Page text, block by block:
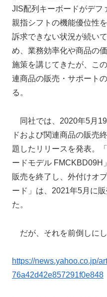
JIS配列キーボードがデフ
親指シフトの機能優位性
訴求できない状況が続い
め、業務効率化や商品の
施策を講じてきたが、こ
連商品の販売・サポート
る。
同社では、2020年5月
ドおよび関連商品の販売
題したリリースを発表。
ードモデル FMCKBD09H
販売を終了し、外付けオ
ード」は、2021年5月に
た。
だが、それを前倒しにし
https://news.yahoo.co.jp/
76a42d42e857291f0e848